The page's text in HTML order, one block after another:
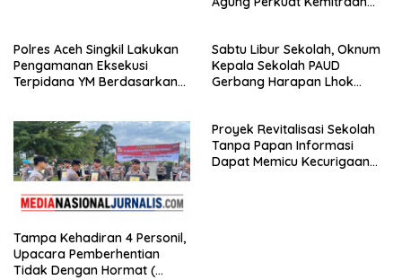
Watansoppeng
Polres Aceh Singkil Lakukan
Pengamanan Eksekusi
Terpidana YM Berdasarkan
Sabtu Libur Sekolah, Oknum
Kepala Sekolah PAUD
Gerbang Harapan Lhok
Terhadap Wartawan Diminta
APH Lidik Anggaran
Tampa Kehadiran 4 Personil,
Upacara Pemberhentian
Tidak Dengan Hormat (
Proyek Revitalisasi Sekolah
Tanpa Papan Informasi
Dapat Memicu Kecurigaan